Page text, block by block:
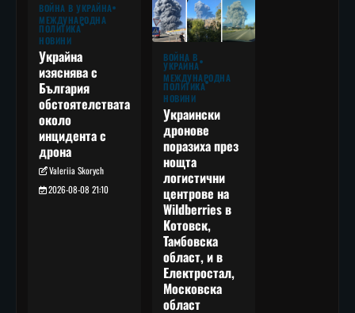
ВОЙНА В УКРАЙНА
МЕЖДУНАРОДНА
ПОЛИТИКА
НОВИНИ
Украйна
изяснява с
България
обстоятелствата
около
инцидента с
дрона
Valeriia Skorych
2026-08-08 21:10
ВОЙНА В
УКРАЙНА
МЕЖДУНАРОДНА
ПОЛИТИКА
НОВИНИ
Украински
дронове
поразиха през
нощта
логистични
центрове на
Wildberries в
Котовск,
Тамбовска
област, и в
Електростал,
Московска
област